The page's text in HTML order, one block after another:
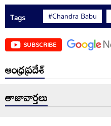
Tags #Chandra Babu
SUBSCRIBE
ఆంధ్రప్రదేశ్
తాజావార్తలు